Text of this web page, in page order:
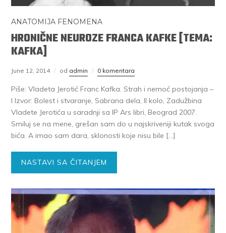
ANATOMIJA FENOMENA
HRONIČNE NEUROZE FRANCA KAFKE [TEMA:
KAFKA]
June 12, 2014 od admin 0 komentara
Piše: Vladeta Jerotić Franc Kafka. Strah i nemoć postojanja –
I Izvor: Bolest i stvaranje, Sabrana dela, II kolo, Zadužbina
Vladete Jerotića u saradnji sa IP Ars libri, Beograd 2007.
Smiluj se na mene, grešan sam do u najskriveniji kutak svoga
bića. A imao sam dara, sklonosti koje nisu bile […]
NASTAVI SA ČITANJEM